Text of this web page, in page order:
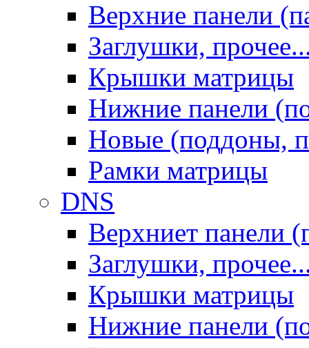
Верхние панели
Заглушки,
Крышки матрицы
Нижние панели
Новые (поддоны,
Рамки матрицы
DNS
Верхниет панели
Заглушки,
Крышки матрицы
Нижние панели